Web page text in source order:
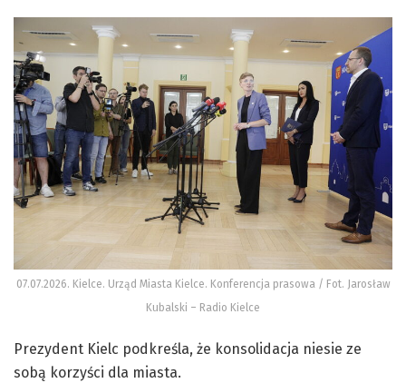
07.07.2026. Kielce. Urząd Miasta Kielce. Konferencja prasowa / Fot. Jarosław
Kubalski – Radio Kielce
Prezydent Kielc podkreśla, że konsolidacja niesie ze
sobą korzyści dla miasta.